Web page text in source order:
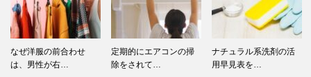
なぜ洋服の前合わせ
は、男性が右…
定期的にエアコンの掃
除をされて…
ナチュラル系洗剤の活
用早見表を…